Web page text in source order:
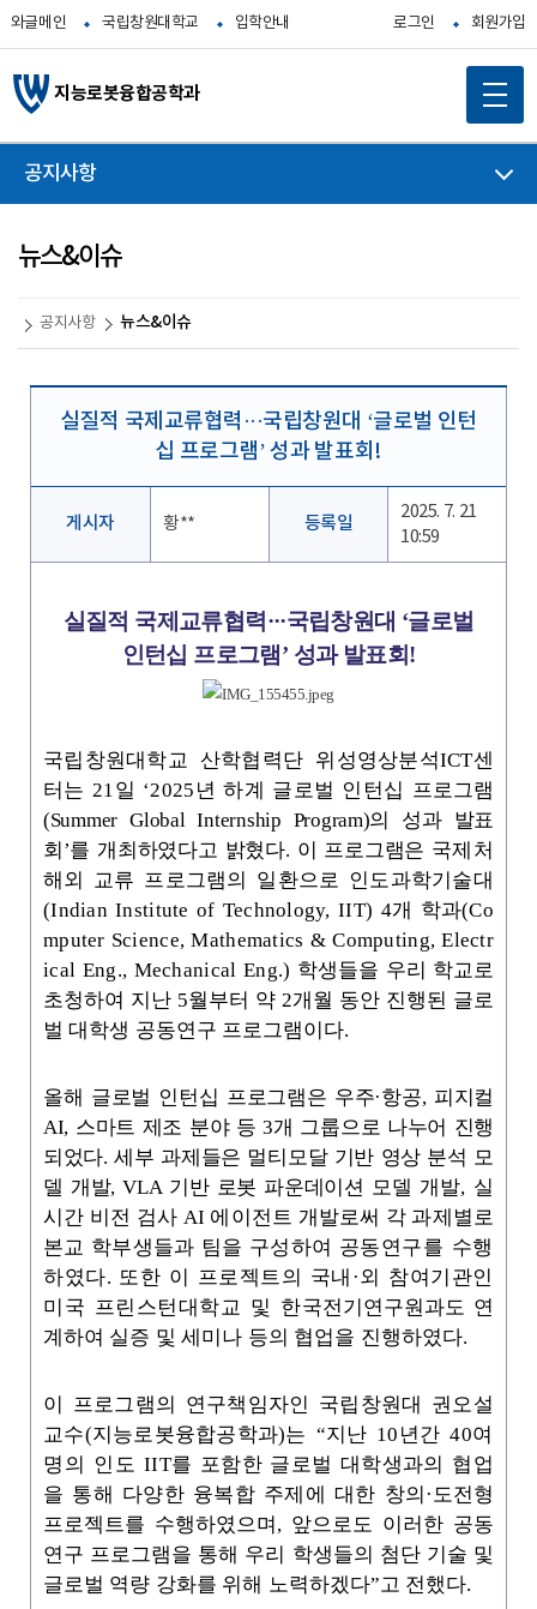
와글메인 국립창원대학교 입학안내 로그인 회원가입
지능로봇융합공학과
공지사항
뉴스&이슈
공지사항 뉴스&이슈
실질적 국제교류협력···국립창원대 ‘글로벌 인턴
십 프로그램’ 성과 발표회!
게시자 황** 등록일
2025. 7. 21
10:59
실질적 국제교류협력 ···국립창원대 ‘글로벌
인턴십 프로그램 ’ 성과 발표회!
국립창원대학교 산학협력단 위성영상분석ICT센
터는 21일 ‘2025년 하계 글로벌 인턴십 프로그램
(Summer Global Internship Program)의 성과 발표
회’를 개최하였다고 밝혔다. 이 프로그램은 국제처
해외 교류 프로그램의 일환으로 인도과학기술대
(Indian Institute of Technology, IIT) 4개 학과(Co
mputer Science, Mathematics & Computing, Electr
ical Eng., Mechanical Eng.) 학생들을 우리 학교로
초청하여 지난 5월부터 약 2개월 동안 진행된 글로
벌 대학생 공동연구 프로그램이다.
올해 글로벌 인턴십 프로그램은 우주·항공, 피지컬
AI, 스마트 제조 분야 등 3개 그룹으로 나누어 진행
되었다. 세부 과제들은 멀티모달 기반 영상 분석 모
델 개발, VLA 기반 로봇 파운데이션 모델 개발, 실
시간 비전 검사 AI 에이전트 개발로써 각 과제별로
본교 학부생들과 팀을 구성하여 공동연구를 수행
하였다. 또한 이 프로젝트의 국내·외 참여기관인
미국 프린스턴대학교 및 한국전기연구원과도 연
계하여 실증 및 세미나 등의 협업을 진행하였다.
이 프로그램의 연구책임자인 국립창원대 권오설
교수(지능로봇융합공학과)는 “지난 10년간 40여
명의 인도 IIT를 포함한 글로벌 대학생과의 협업
을 통해 다양한 융복합 주제에 대한 창의 ·도전형
프로젝트를 수행하였으며 , 앞으로도 이러한 공동
연구 프로그램을 통해 우리 학생들의 첨단 기술 및
글로벌 역량 강화를 위해 노력하겠다”고 전했다.